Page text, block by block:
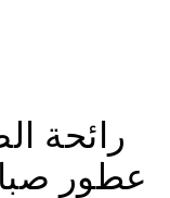
رائحة
عطور